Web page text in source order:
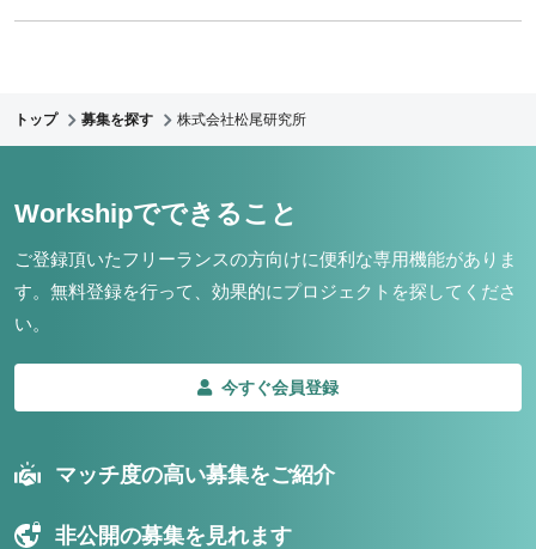
トップ 募集を探す 株式会社松尾研究所
Workshipでできること
ご登録頂いたフリーランスの方向けに便利な専用機能がありま
す。 無料登録を行って、効果的にプロジェクトを探してくださ
い。
今すぐ会員登録
マッチ度の高い募集をご紹介
非公開の募集を見れます